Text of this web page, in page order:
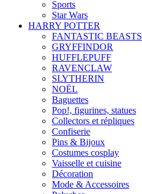
Sports
Star Wars
HARRY POTTER
FANTASTIC BEASTS
GRYFFINDOR
HUFFLEPUFF
RAVENCLAW
SLYTHERIN
NOËL
Baguettes
Pop!, figurines, statues
Collectors et répliques
Confiserie
Pins & Bijoux
Costumes cosplay
Vaisselle et cuisine
Décoration
Mode & Accessoires